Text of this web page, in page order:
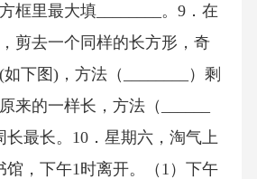
框里最大填________。9．在
剪去一个同样的长方形，奇
下图)，方法（________）剩
来的一样长，方法（______
长最长。10．星期六，淘气上
馆，下午1时离开。（1）下午